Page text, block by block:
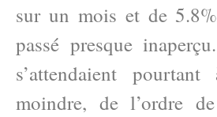
sur un mois et de
passé presque
s’attendaient
moindre, de l’ordre